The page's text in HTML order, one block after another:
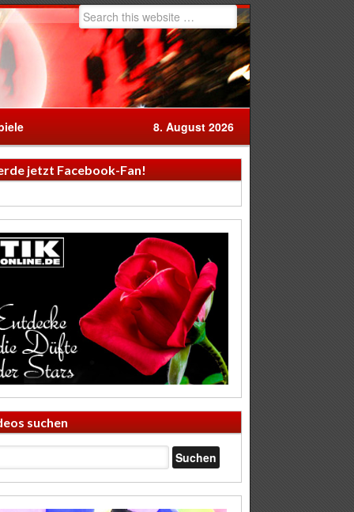
8. August 2026
jetzt Facebook-Fan!
suchen